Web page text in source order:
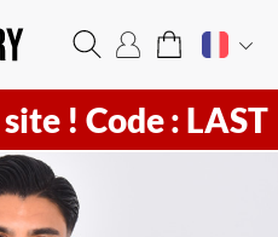
!Code :